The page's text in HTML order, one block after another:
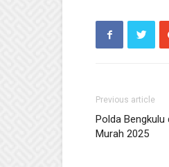
Previous article
Polda Bengkulu
Murah 2025